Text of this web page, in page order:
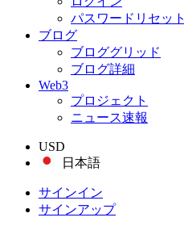
パスワードリセット
ブログ
ブロググリッド
ブログ詳細
Web3
プロジェクト
ニュース速報
USD
日本語
サインイン
サインアップ